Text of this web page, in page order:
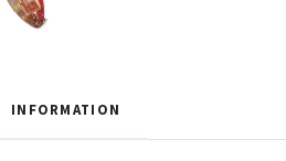
INFORMATION